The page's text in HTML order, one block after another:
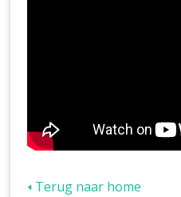
🢐 Terug naar home